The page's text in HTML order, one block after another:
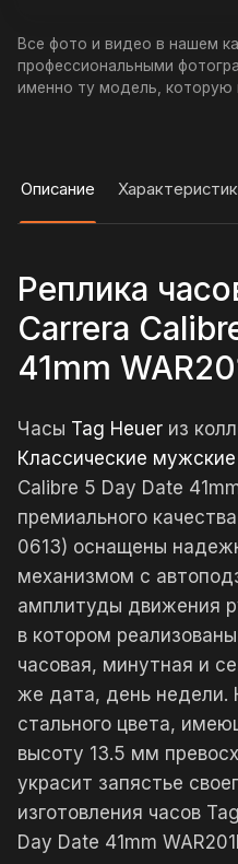
Все фото и видео в нашем
профессиональными
именно ту модель, которую
Описание
Реплика
Carrera
41mm
Часы Tag Heuer из
Классические
Calibre 5 Day Date
премиального
0613) оснащены
механизмом с
амплитуды движения
в котором
часовая, минутная и
же дата, день недели.
стального цвета,
высоту 13.5 мм
украсит запястье
изготовления часов
Day Date 41mm